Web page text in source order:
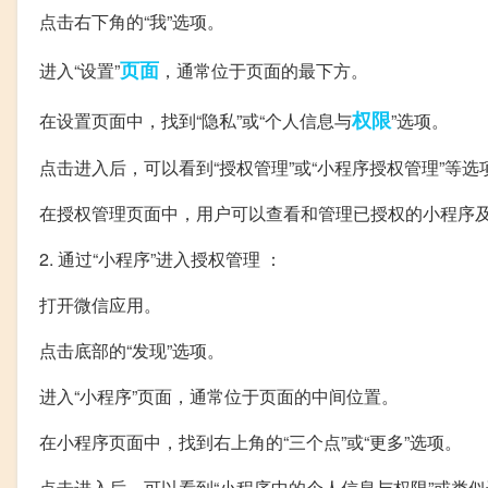
点击右下角的“我”选项。
进入“设置”页面 ，通常位于页面的最下方。
在设置页面中，找到“隐私”或“个人信息与权限”选项。
点击进入后，可以看到“授权管理”或“小程序授权管理”等选
在授权管理页面中，用户可以查看和管理已授权的小程序及
2. 通过“小程序”进入授权管理 ：
打开微信应用。
点击底部的“发现”选项。
进入“小程序”页面，通常位于页面的中间位置。
在小程序页面中，找到右上角的“三个点”或“更多”选项。